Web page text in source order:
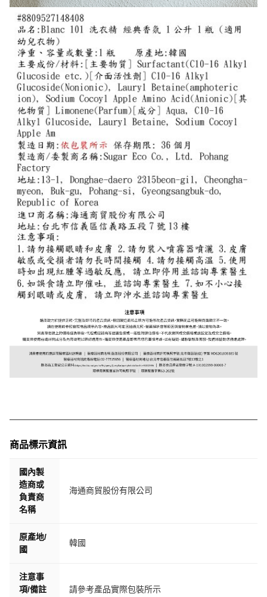
商品標示資訊
國內製
造商或
負責商
名稱
海通商貿股份有限公司
原產地/
國
韓國
注意事
項/備註
請參考產品實際包裝所示